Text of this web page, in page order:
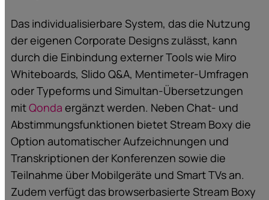
Das individualisierbare System, das die Nutzung
der eigenen Corporate Designs zulässt, kann
durch die Einbindung externer Tools wie Miro
Whiteboards, Slido Q&A, Mentimeter-Umfragen
oder Typeforms und Simultan-Übersetzungen
mitQonda ergänzt werden. Neben Chat- und
Abstimmungsfunktionen bietet Stream Boxy die
Option automatischer Aufzeichnungen und
Transkriptionen der Konferenzen sowie die
Teilnahme über Mobilgeräte und Smart TVs an.
Zudem verfügt das browserbasierte Stream Boxy